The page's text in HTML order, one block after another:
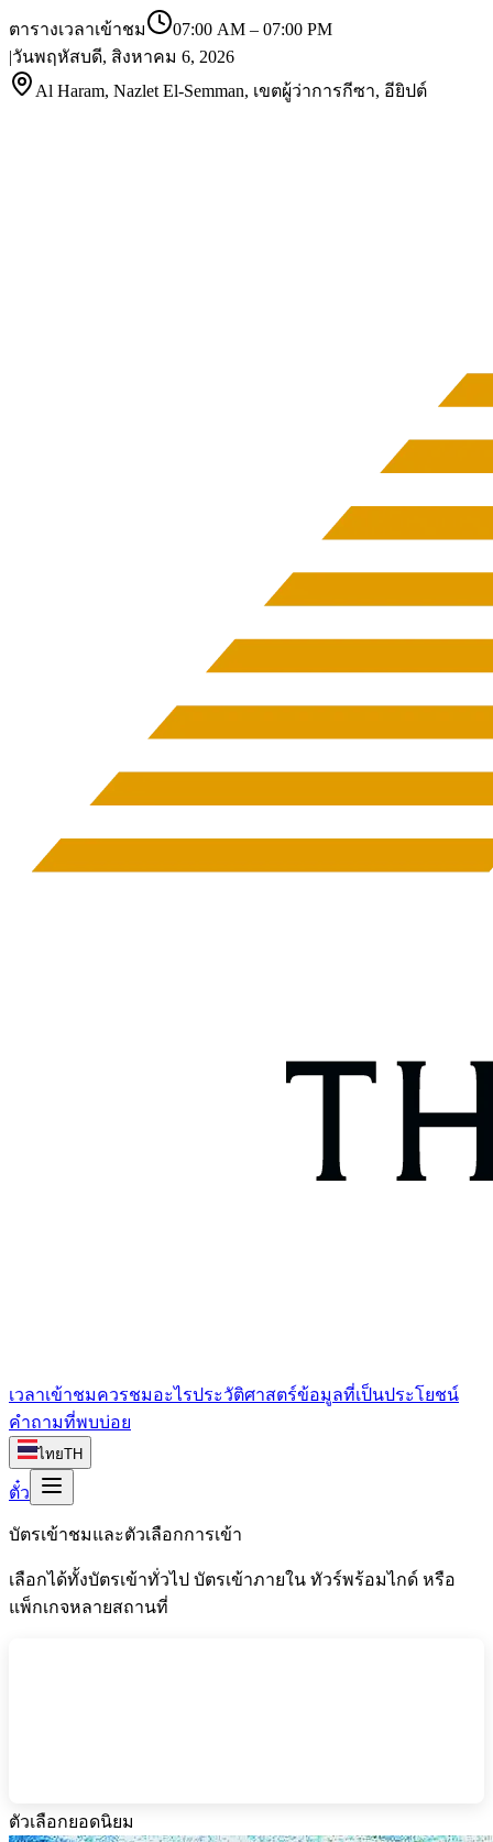
ตารางเวลาเข้าชม 07:00 AM – 07:00 PM
|วันพฤหัสบดี, สิงหาคม 6, 2026
Al Haram, Nazlet El-Semman, เขตผู้ว่าการกีซา, อียิปต์
เวลาเข้าชมควรชมอะไรประวัติศาสตร์ข้อมูลที่เป็นประโยชน์
คำถามที่พบบ่อย
ไทยTH
ตั๋ว
บัตรเข้าชมและตัวเลือกการเข้า
เลือกได้ทั้งบัตรเข้าทั่วไป บัตรเข้าภายใน ทัวร์พร้อมไกด์ หรือ
แพ็กเกจหลายสถานที่
ตัวเลือกยอดนิยม